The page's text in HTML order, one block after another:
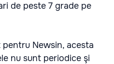
de peste 7 grade pe
Newsin, acesta
nu sunt periodice şi